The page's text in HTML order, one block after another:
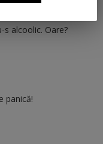
s alcoolic. Oare?
panică!